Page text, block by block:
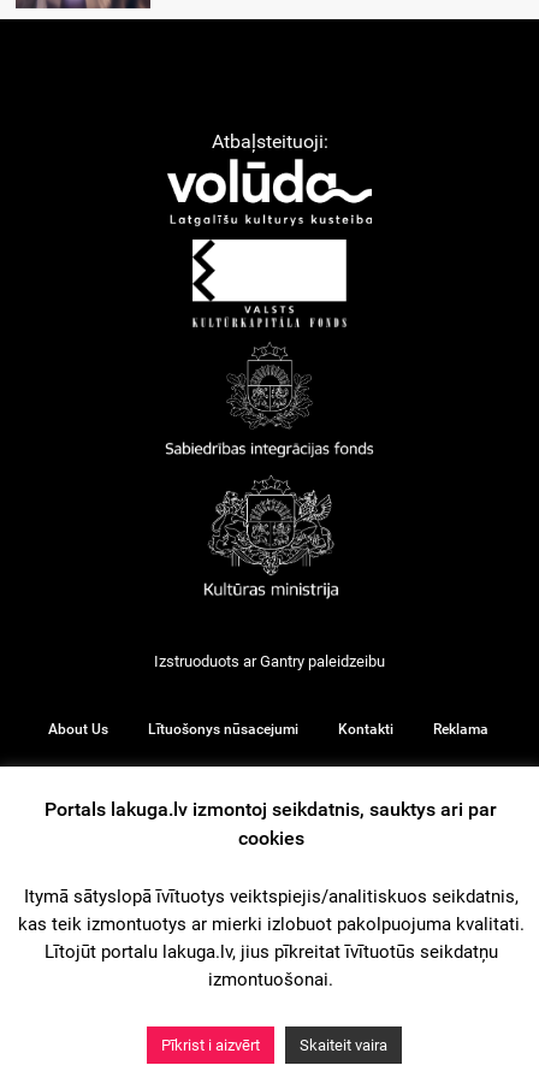
Atbaļsteituoji:
Izstruoduots arGantry paleidzeibu
About Us Lītuošonys nūsacejumi Kontakti Reklama
© 2026
iz augšu
Portals lakuga.lv izmontoj seikdatnis, sauktys ari par
cookies
Itymā sātyslopā īvītuotys veiktspiejis/analitiskuos seikdatnis,
kas teik izmontuotys ar mierki izlobuot pakolpuojuma kvalitati.
Lītojūt portalu lakuga.lv, jius pīkreitat īvītuotūs seikdatņu
izmontuošonai.
Pīkrist i aizvērt Skaiteit vaira